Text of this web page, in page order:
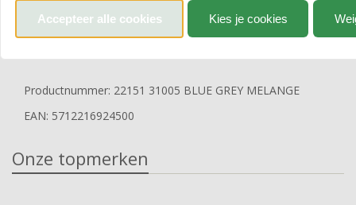
Bekijk volledige omschrijving
Productnummer: 22151 31005 BLUE GREY MELANGE
EAN: 5712216924500
Onze topmerken
Accepteer alle cookies Kies je cookies